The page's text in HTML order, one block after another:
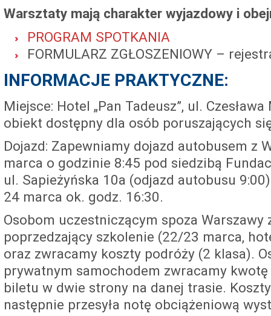
Warsztaty mają charakter wyjazdowy i
PROGRAM SPOTKANIA
FORMULARZ ZGŁOSZENIOWY –
INFORMACJE PRAKTYCZNE:
Miejsce: Hotel „Pan Tadeusz”, ul.
obiekt dostępny dla osób poruszających
Dojazd: Zapewniamy dojazd autobusem z
marca o godzinie 8:45 pod siedzibą
ul. Sapieżyńska 10a (odjazd autobusu
24 marca ok. godz. 16:30.
Osobom uczestniczącym spoza Warszawy
poprzedzający szkolenie (22/23 marca,
oraz zwracamy koszty podróży (2 klasa).
prywatnym samochodem zwracamy
biletu w dwie strony na danej trasie.
następnie przesyła notę obciążeniową